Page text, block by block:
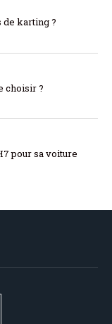
de karting ?
choisir ?
pour sa voiture